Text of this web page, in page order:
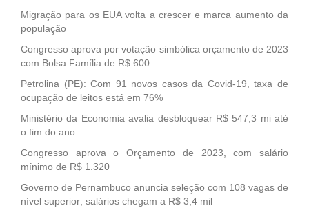
Migração para os EUA volta a crescer e marca aumento da
população
Congresso aprova por votação simbólica orçamento de 2023
com Bolsa Família de R$ 600
Petrolina (PE): Com 91 novos casos da Covid-19, taxa de
ocupação de leitos está em 76%
Ministério da Economia avalia desbloquear R$ 547,3 mi até
o fim do ano
Congresso aprova o Orçamento de 2023, com salário
mínimo de R$ 1.320
Governo de Pernambuco anuncia seleção com 108 vagas de
nível superior; salários chegam a R$ 3,4 mil